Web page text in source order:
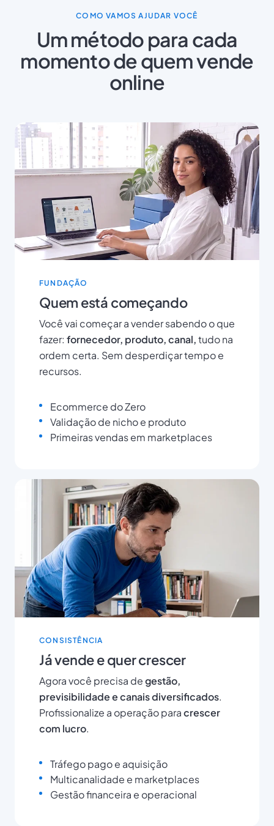
COMO VAMOS AJUDAR VOCÊ
Um método para cada
momento de quem vende
online
FUNDAÇÃO
Quem está começando
Você vai começar a vender sabendo o que
fazer: fornecedor, produto, canal,tudo na
ordem certa. Sem desperdiçar tempo e
recursos.
Ecommerce do Zero
Validação de nicho e produto
Primeiras vendas em marketplaces
CONSISTÊNCIA
Já vende e quer crescer
Agora você precisa degestão,
previsibilidade e canais diversificados.
Profissionalize a operação paracrescer
com lucro.
Tráfego pago e aquisição
Multicanalidade e marketplaces
Gestão financeira e operacional